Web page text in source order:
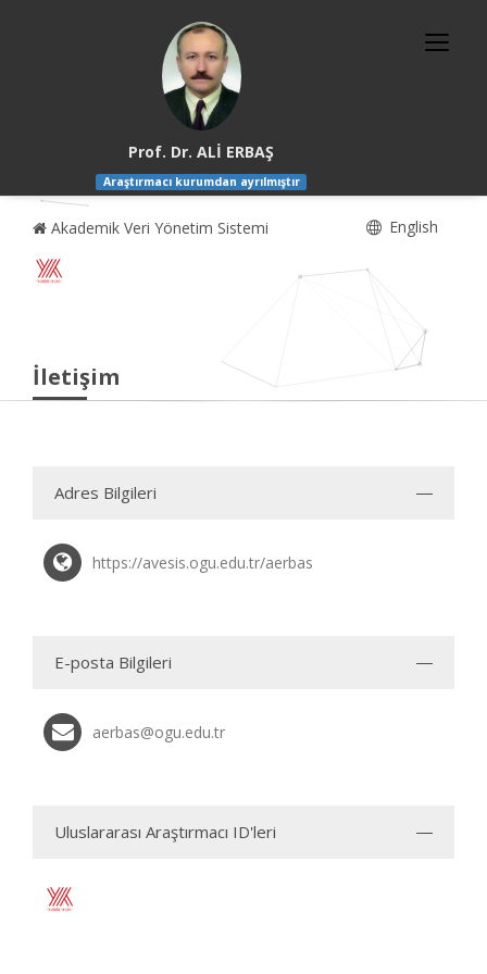
Prof. Dr. ALİ ERBAŞ
Araştırmacı kurumdan ayrılmıştır
Akademik Veri Yönetim Sistemi English
İletişim
Adres Bilgileri
https://avesis.ogu.edu.tr/aerbas
E-posta Bilgileri
aerbas@ogu.edu.tr
Uluslararası Araştırmacı ID'leri